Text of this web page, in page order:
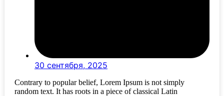
30 сентября, 2025
Contrary to popular belief, Lorem Ipsum is not simply
random text. It has roots in a piece of classical Latin